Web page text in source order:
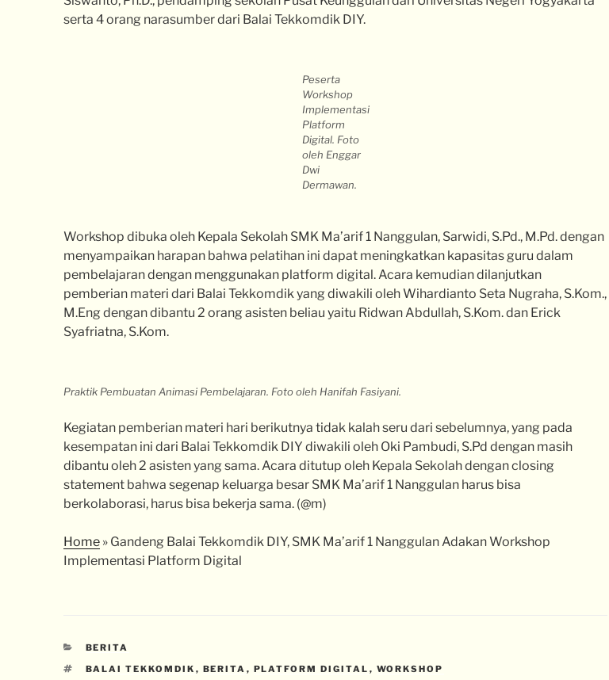
serta 4 orang narasumber dari Balai Tekkomdik DIY.
Peserta
Workshop
Implementasi
Platform
Digital. Foto
oleh Enggar
Dwi
Dermawan.
Workshop dibuka oleh Kepala Sekolah SMK Ma’arif 1 Nanggulan, Sarwidi, S.Pd., M.Pd. dengan
menyampaikan harapan bahwa pelatihan ini dapat meningkatkan kapasitas guru dalam
pembelajaran dengan menggunakan platform digital. Acara kemudian dilanjutkan
pemberian materi dari Balai Tekkomdik yang diwakili oleh Wihardianto Seta Nugraha, S.Kom.,
M.Eng dengan dibantu 2 orang asisten beliau yaitu Ridwan Abdullah, S.Kom. dan Erick
Syafriatna, S.Kom.
Praktik Pembuatan Animasi Pembelajaran. Foto oleh Hanifah Fasiyani.
Kegiatan pemberian materi hari berikutnya tidak kalah seru dari sebelumnya, yang pada
kesempatan ini dari Balai Tekkomdik DIY diwakili oleh Oki Pambudi, S.Pd dengan masih
dibantu oleh 2 asisten yang sama. Acara ditutup oleh Kepala Sekolah dengan closing
statement bahwa segenap keluarga besar SMK Ma’arif 1 Nanggulan harus bisa
berkolaborasi, harus bisa bekerja sama. (@m)
Home » Gandeng Balai Tekkomdik DIY, SMK Ma’arif 1 Nanggulan Adakan Workshop
Implementasi Platform Digital
BERITA
BALAI TEKKOMDIK , BERITA , PLATFORM DIGITAL , WORKSHOP